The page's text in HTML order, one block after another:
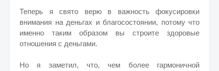
Теперь я свято верю в важность фокусировки
внимания на деньгах и благосостоянии, потому что
именно таким образом вы строите здоровые
отношения с деньгами.
Но я заметил, что, чем более гармоничной